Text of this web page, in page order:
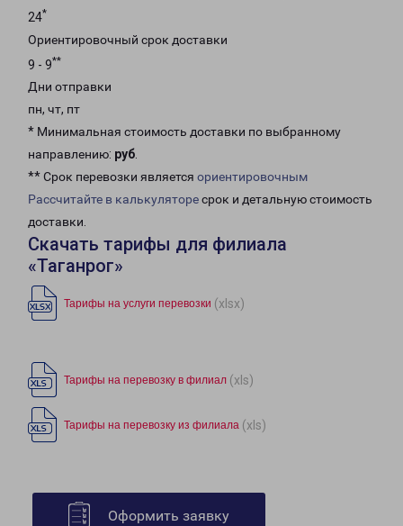
24*
Ориентировочный срок доставки
9 - 9**
Дни отправки
пн, чт, пт
* Минимальная стоимость доставки по выбранному
направлению: руб.
** Срок перевозки является ориентировочным
Рассчитайте в калькуляторесрок и детальную стоимость
доставки.
Скачать тарифы для филиала
«Таганрог»
Тарифы на услуги перевозки (xlsx)
Тарифы на перевозку в филиал (xls)
Тарифы на перевозку из филиала (xls)
Оформить заявку